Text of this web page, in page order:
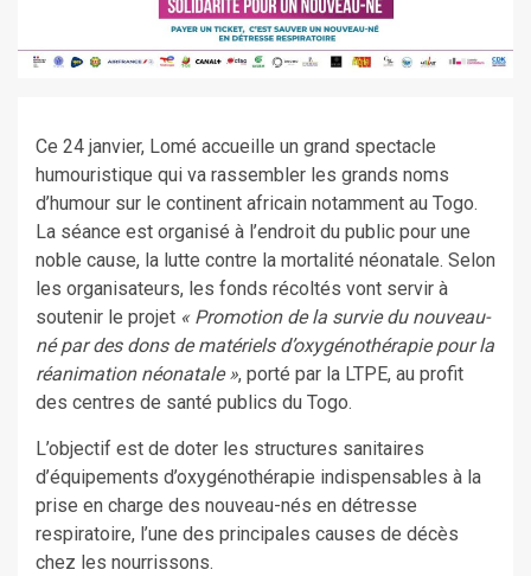
Ce 24 janvier, Lomé accueille un grand spectacle
humouristique qui va rassembler les grands noms
d’humour sur le continent africain notamment au Togo.
La séance est organisé à l’endroit du public pour une
noble cause, la lutte contre la mortalité néonatale. Selon
les organisateurs, les fonds récoltés vont servir à
soutenir le projet « Promotion de la survie du nouveau-
né par des dons de matériels d’oxygénothérapie pour la
réanimation néonatale », porté par la LTPE, au profit
des centres de santé publics du Togo.
L’objectif est de doter les structures sanitaires
d’équipements d’oxygénothérapie indispensables à la
prise en charge des nouveau-nés en détresse
respiratoire, l’une des principales causes de décès
chez les nourrissons.